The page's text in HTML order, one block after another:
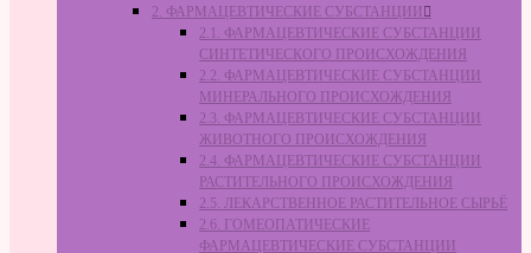
2. ФАРМАЦЕВТИЧЕСКИЕ СУБСТАНЦИИ
2.1. ФАРМАЦЕВТИЧЕСКИЕ СУБСТАНЦИИ
СИНТЕТИЧЕСКОГО ПРОИСХОЖДЕНИЯ
2.2. ФАРМАЦЕВТИЧЕСКИЕ СУБСТАНЦИИ
МИНЕРАЛЬНОГО ПРОИСХОЖДЕНИЯ
2.3. ФАРМАЦЕВТИЧЕСКИЕ СУБСТАНЦИИ
ЖИВОТНОГО ПРОИСХОЖДЕНИЯ
2.4. ФАРМАЦЕВТИЧЕСКИЕ СУБСТАНЦИИ
РАСТИТЕЛЬНОГО ПРОИСХОЖДЕНИЯ
2.5. ЛЕКАРСТВЕННОЕ РАСТИТЕЛЬНОЕ СЫРЬЁ
2.6. ГОМЕОПАТИЧЕСКИЕ
ФАРМАЦЕВТИЧЕСКИЕ СУБСТАНЦИИ